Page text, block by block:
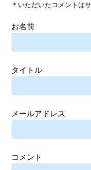
＊いただいたコメントは
お名前
タイトル
メールアドレス
コメント